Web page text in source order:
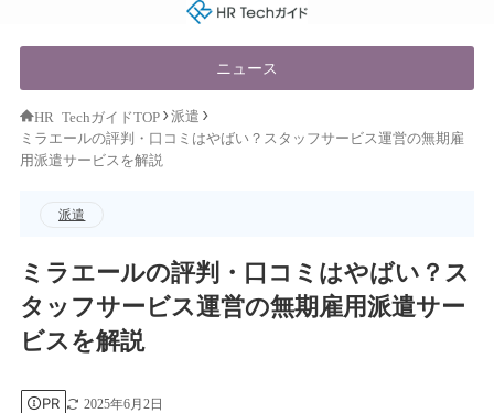
HR Techガイド
ニュース
HR TechガイドTOP
派遣
ミラエールの評判・口コミはやばい？スタッフサービス運営の無期雇
用派遣サービスを解説
派遣
ミラエールの評判・口コミはやばい？ス
タッフサービス運営の無期雇用派遣サー
ビスを解説
PR 2025年6月2日